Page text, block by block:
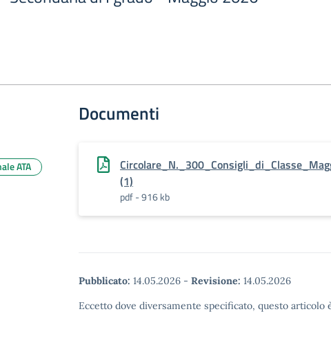
Documenti
(1)
pdf - 916 kb
Pubblicato: 14.05.2026 - Revisione: 14.05.2026
Eccetto dove diversamente specificato, questo
ATA